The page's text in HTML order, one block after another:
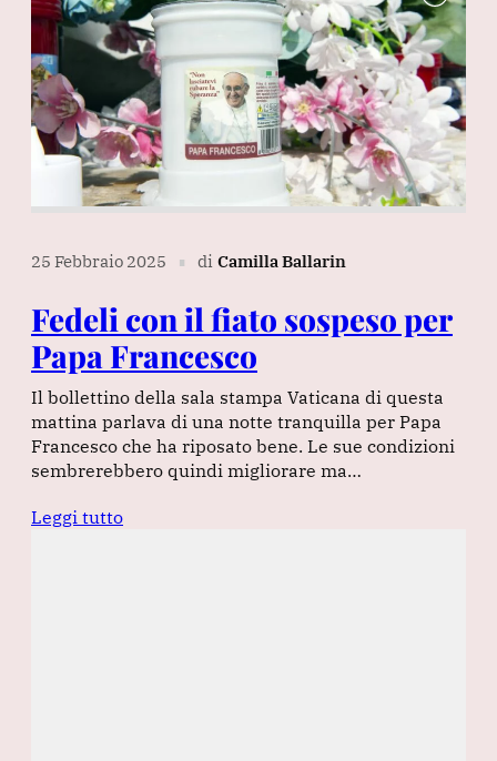
25 Febbraio 2025 ∎ di Camilla Ballarin
Fedeli con il fiato sospeso per
Papa Francesco
Il bollettino della sala stampa Vaticana di questa
mattina parlava di una notte tranquilla per Papa
Francesco che ha riposato bene. Le sue condizioni
sembrerebbero quindi migliorare ma…
Leggi tutto